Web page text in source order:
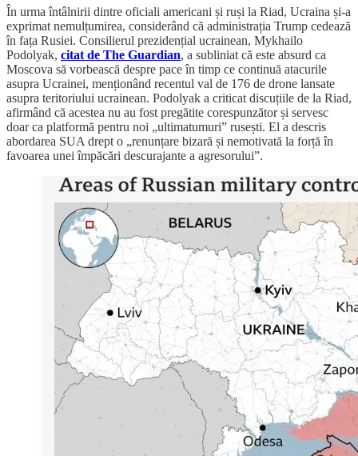
În urma întâlnirii dintre oficiali americani și ruși la Riad, Ucraina și-a
exprimat nemulțumirea, considerând că administrația Trump cedează
în fața Rusiei. Consilierul prezidențial ucrainean, Mykhailo
Podolyak, citat de The Guardian, a subliniat că este absurd ca
Moscova să vorbească despre pace în timp ce continuă atacurile
asupra Ucrainei, menționând recentul val de 176 de drone lansate
asupra teritoriului ucrainean. Podolyak a criticat discuțiile de la Riad,
afirmând că acestea nu au fost pregătite corespunzător și servesc
doar ca platformă pentru noi „ultimatumuri” rusești. El a descris
abordarea SUA drept o „renunțare bizară și nemotivată la forță în
favoarea unei împăcări descurajante a agresorului”.